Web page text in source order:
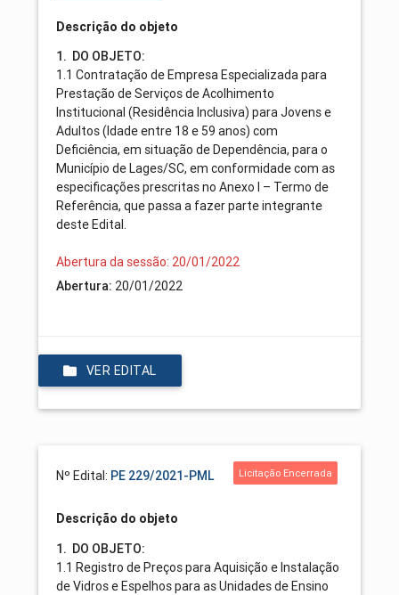
Descrição do objeto
1. DO OBJETO:
1.1 Contratação de Empresa Especializada para
Prestação de Serviços de Acolhimento
Institucional (Residência Inclusiva) para Jovens e
Adultos (Idade entre 18 e 59 anos) com
Deficiência, em situação de Dependência, para o
Município de Lages/SC, em conformidade com as
especificações prescritas no Anexo I – Termo de
Referência, que passa a fazer parte integrante
deste Edital.
Abertura da sessão: 20/01/2022
Abertura: 20/01/2022
VER EDITAL
Nº Edital: PE 229/2021-PML Licitação Encerrada
Descrição do objeto
1. DO OBJETO:
1.1 Registro de Preços para Aquisição e Instalação
de Vidros e Espelhos para as Unidades de Ensino